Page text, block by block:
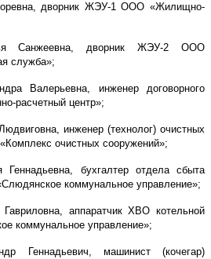
дворник ЖЭУ-1 ООО «Жилищно-
Санжеевна, дворник ЖЭУ-2 ООО
служба»;
Валерьевна, инженер договорного
расчетный центр»;
инженер (технолог) очистных
очистных сооружений»;
бухгалтер отдела сбыта
коммунальное управление»;
аппаратчик ХВО котельной
коммунальное управление»;
Геннадьевич, машинист (кочегар)